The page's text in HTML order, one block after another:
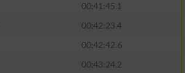
00:41:45.1
00:42:23.4
00:42:42.6
00:43:24.2